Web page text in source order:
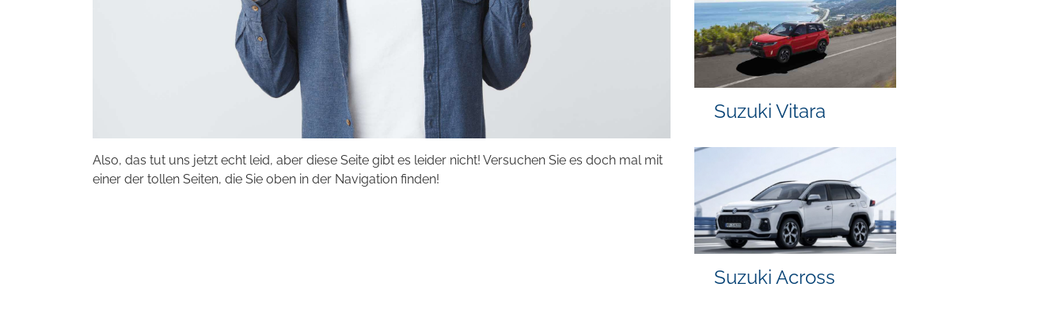
Also, das tut uns jetzt echt leid, aber diese Seite gibt es leider nicht! Versuchen Sie es doch mal mit
einer der tollen Seiten, die Sie oben in der Navigation finden!
Suzuki Vitara
Suzuki Across